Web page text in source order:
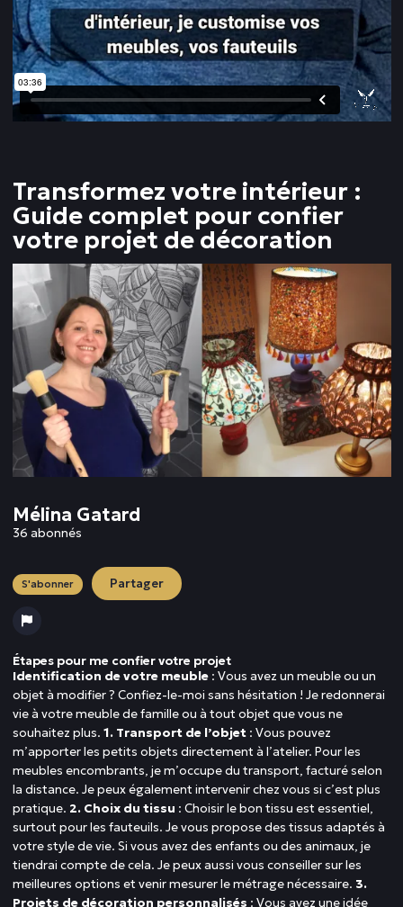
Transformez votre intérieur :
Guide complet pour confier
votre projet de décoration
Mélina Gatard
36 abonnés
S'abonner Partager
Étapes pour me confier votre projet
Identification de votre meuble: Vous avez un meuble ou un
objet à modifier ? Confiez-le-moi sans hésitation ! Je redonnerai
vie à votre meuble de famille ou à tout objet que vous ne
souhaitez plus. 1. Transport de l’objet: Vous pouvez
m’apporter les petits objets directement à l’atelier. Pour les
meubles encombrants, je m’occupe du transport, facturé selon
la distance. Je peux également intervenir chez vous si c’est plus
pratique. 2. Choix du tissu : Choisir le bon tissu est essentiel,
surtout pour les fauteuils. Je vous propose des tissus adaptés à
votre style de vie. Si vous avez des enfants ou des animaux, je
tiendrai compte de cela. Je peux aussi vous conseiller sur les
meilleures options et venir mesurer le métrage nécessaire. 3.
Projets de décoration personnalisés : Vous avez une idée